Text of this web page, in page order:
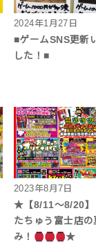
2024年1月27日
■ゲームSNS更新
した！■
2023年8月7日
★【8/11～8/20】
たちゅう富士店の
み！
★